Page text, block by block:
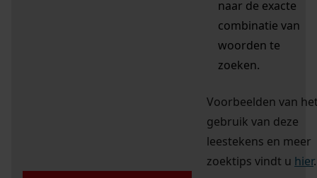
naar de exacte
combinatie van
woorden te
zoeken.
Voorbeelden van
gebruik van deze
leestekens en meer
zoektips vindt u hier.